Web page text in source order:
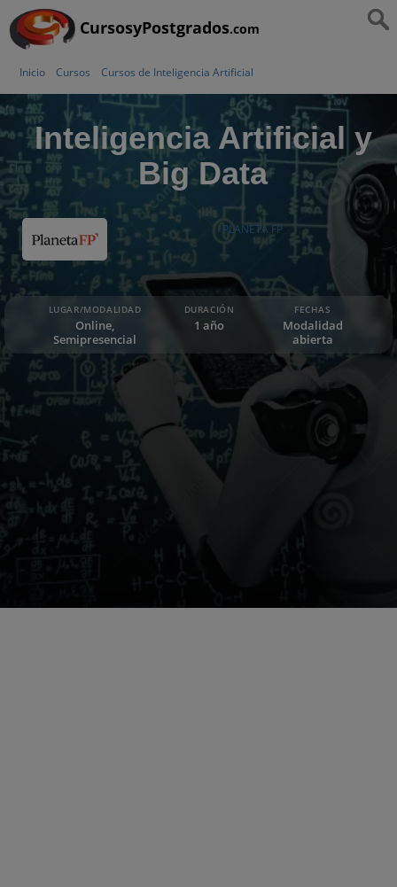
CursosyPostgrados.com
Inicio Cursos Cursos de Inteligencia Artificial
Inteligencia Artificial y
Big Data
PLANETA FP
LUGAR/MODALIDAD
Online,
Semipresencial
DURACIÓN
1 año
FECHAS
Modalidad
abierta